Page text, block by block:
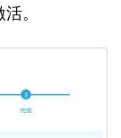
。